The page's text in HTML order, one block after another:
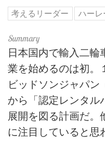
考えるリーダー ハーレ
日本国内で輸入二
業を始めるのは初。
ビッドソンジャパン
から「認定レンタル
展開を図る計画だ。
に注目していると思